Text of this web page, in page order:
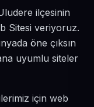
ilçesinin
Sitesi veriyoruz.
öne çıksın
uyumlu siteler
için web